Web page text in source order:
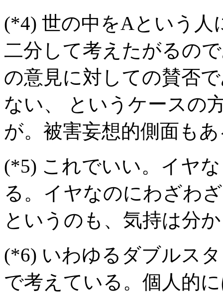
(*4) 世の中をAという人
二分して考えたがるの
の意見に対しての賛否
ない、 というケースの
が。被害妄想的側面も
(*5) これでいい。イヤ
る。イヤなのにわざわ
というのも、気持は分
(*6) いわゆるダブルス
で考えている。個人的